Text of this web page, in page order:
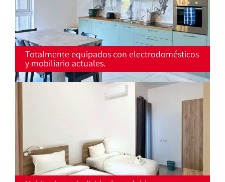
Totalmente equipados con electrodomésticos
y mobiliario actuales.